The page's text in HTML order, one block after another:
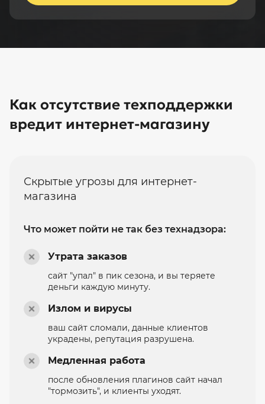
Как отсутствие техподдержки
вредит интернет-магазину
Скрытые угрозы для интернет-
магазина
Что может пойти не так без технадзора:
Утрата заказов
сайт "упал" в пик сезона, и вы теряете
деньги каждую минуту.
Излом и вирусы
ваш сайт сломали, данные клиентов
украдены, репутация разрушена.
Медленная работа
после обновления плагинов сайт начал
"тормозить", и клиенты уходят.